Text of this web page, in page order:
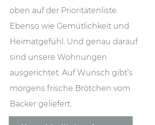
oben auf der Prioritätenliste.
Ebenso wie Gemütlichkeit und
Heimatgefühl. Und genau darauf
sind unsere Wohnungen
ausgerichtet. Auf Wunsch gibt’s
morgens frische Brötchen vom
Bäcker geliefert.